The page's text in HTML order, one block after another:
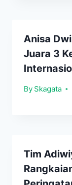
Anisa
Juara 3
By Skagata
Tim